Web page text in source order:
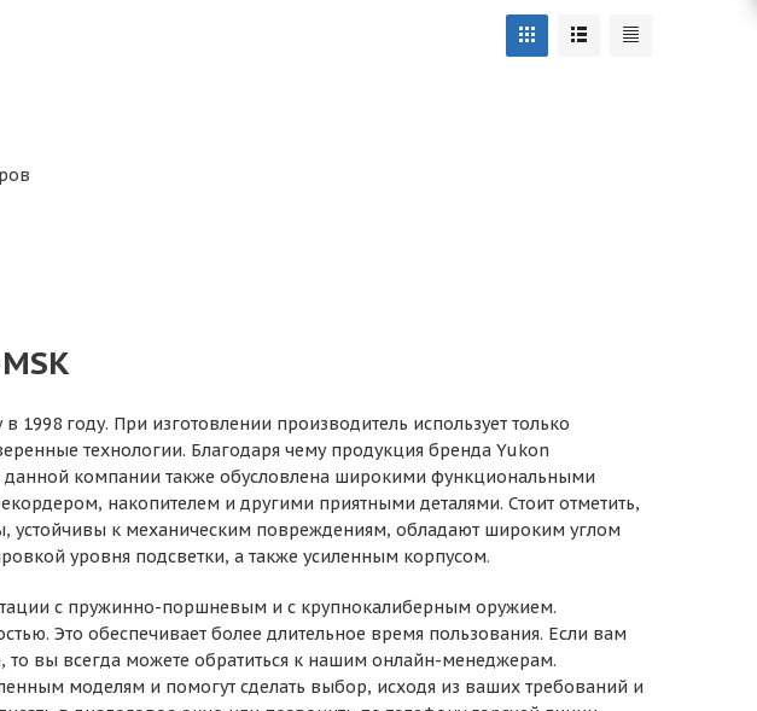
году. При изготовлении производитель использует только
технологии. Благодаря чему продукция бренда Yukon
данной компании также обусловлена широкими функциональными
накопителем и другими приятными деталями. Стоит отметить,
к механическим повреждениям, обладают широким углом
уровня подсветки, а также усиленным корпусом.
с пружинно-поршневым и с крупнокалиберным оружием.
Это обеспечивает более длительное время пользования. Если вам
то вы всегда можете обратиться к нашим онлайн-менеджерам.
моделям и помогут сделать выбор, исходя из ваших требований и